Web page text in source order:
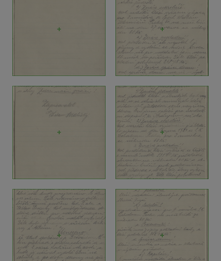
+ +
+ +
+ +